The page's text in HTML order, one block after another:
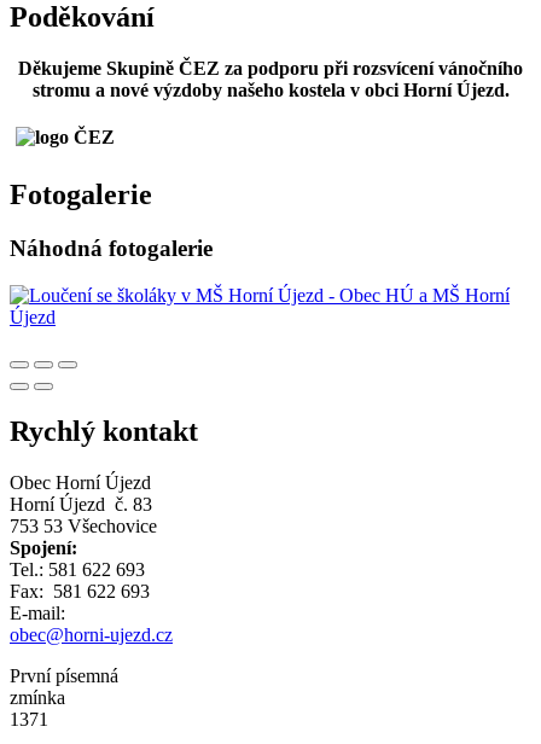
Poděkování
Děkujeme Skupině ČEZ za podporu při rozsvícení vánočního
stromu a nové výzdoby našeho kostela v obci Horní Újezd.
Fotogalerie
Náhodná fotogalerie
Rychlý kontakt
Obec Horní Újezd
Horní Újezd č. 83
753 53 Všechovice
Spojení:
Tel.: 581 622 693
Fax: 581 622 693
E-mail:
obec@horni-ujezd.cz
První písemná
zmínka
1371